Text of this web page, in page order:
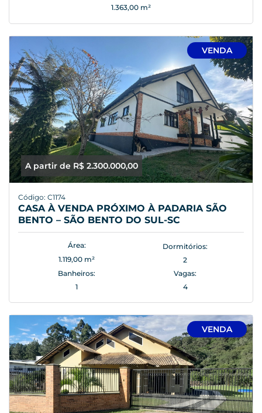
1.363,00 m²
A partir de R$ 2.300.000,00
VENDA
Código: C1174
CASA À VENDA PRÓXIMO À PADARIA SÃO
BENTO – SÃO BENTO DO SUL-SC
Área:
1.119,00 m²
Dormitórios:
2
Banheiros:
1
Vagas:
4
VENDA